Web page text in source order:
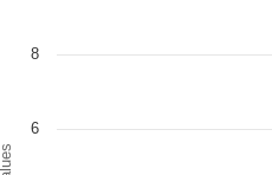
Values
6
8